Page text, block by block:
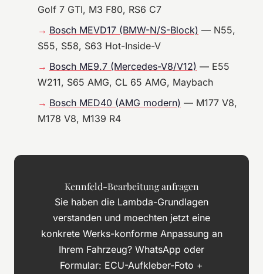
Golf 7 GTI, M3 F80, RS6 C7
Bosch MEVD17 (BMW-N/S-Block) — N55,
S55, S58, S63 Hot-Inside-V
Bosch ME9.7 (Mercedes-V8/V12) — E55
W211, S65 AMG, CL 65 AMG, Maybach
Bosch MED40 (AMG modern) — M177 V8,
M178 V8, M139 R4
Kennfeld-Bearbeitung anfragen
Sie haben die Lambda-Grundlagen
verstanden und moechten jetzt eine
konkrete Werks-konforme Anpassung an
Ihrem Fahrzeug? WhatsApp oder
Formular: ECU-Aufkleber-Foto +